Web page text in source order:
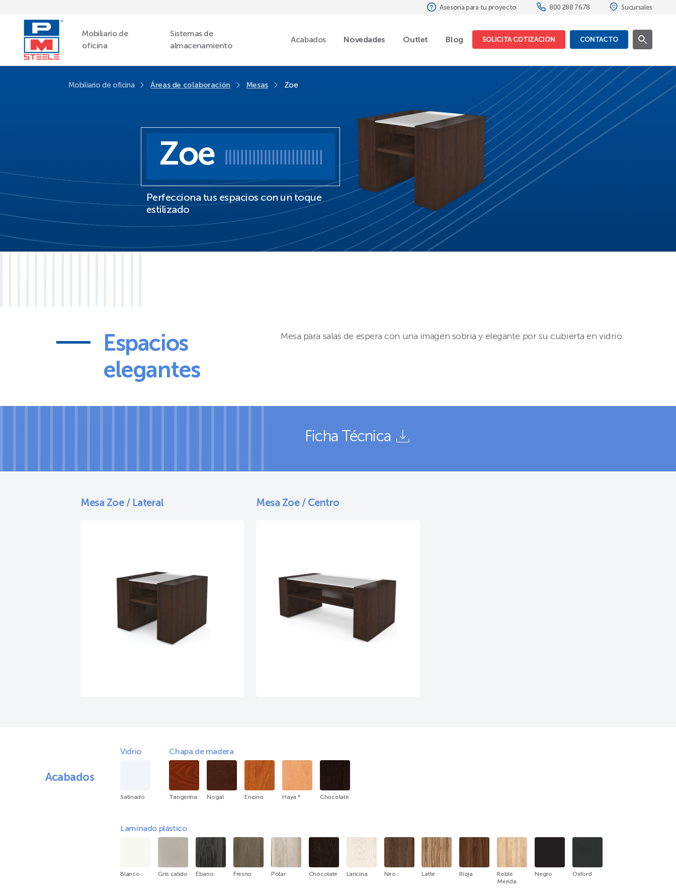
Asesoría para tu proyecto 800 288 7678 Sucursales
Mobiliario de
oficina
Sistemas de
almacenamiento
Acabados Novedades Outlet Blog SOLICITA COTIZACIÓN CONTACTO
Mobiliario de oficina Áreas de colaboración Mesas Zoe
Zoe
Perfecciona tus espacios con un toque
estilizado
Espacios
elegantes
Mesa para salas de espera con una imagen sobria y elegante por su cubierta en vidrio.
Ficha Técnica
Mesa Zoe / Lateral Mesa Zoe / Centro
Acabados
Vidrio
Satinado
Chapa de madera
Tangerina Nogal Encino Haya * Chocolate
Laminado plástico
Blanco Gris calido Ébano Fresno Polar Chocolate Laricina Neo Latte Rioja
Roble
Mérida
Negro Oxford